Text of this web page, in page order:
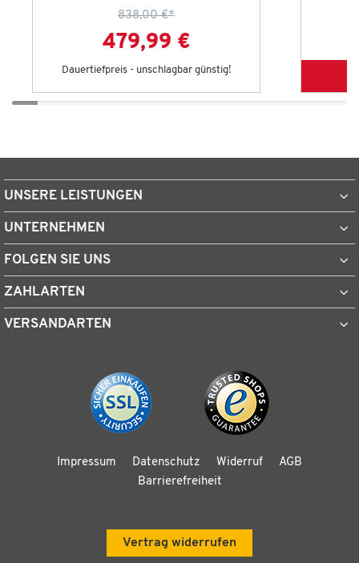
838,00 €*
479,99 €
Dauertiefpreis - unschlagbar günstig!
UNSERE LEISTUNGEN
UNTERNEHMEN
FOLGEN SIE UNS
ZAHLARTEN
VERSANDARTEN
Impressum Datenschutz Widerruf
AGB
Barrierefreiheit
Vertrag widerrufen